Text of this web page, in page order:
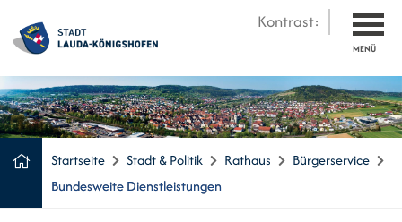
Kontrast:
MENÜ
Startseite Stadt & Politik Rathaus
Bürgerservice
Bundesweite Dienstleistungen